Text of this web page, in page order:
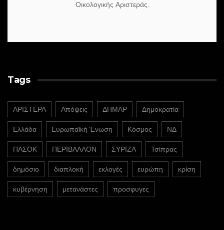
Οικολογικής Αριστεράς.
Tags
ΑΡΙΣΤΕΡΑ Απόψεις ΔΗΜΑΡ Δημοκρατία
Ελλάδα Ευρωπαϊκή Ένωση Κόσμος ΝΔ
ΠΑΣΟΚ ΠΕΡΙΒΑΛΛΟΝ ΣΥΡΙΖΑ Τσίπρας
δημόσιο διαπλοκή εκλογές ευρώπη κρίση
κυβέρνηση μετανάστες προσφυγες